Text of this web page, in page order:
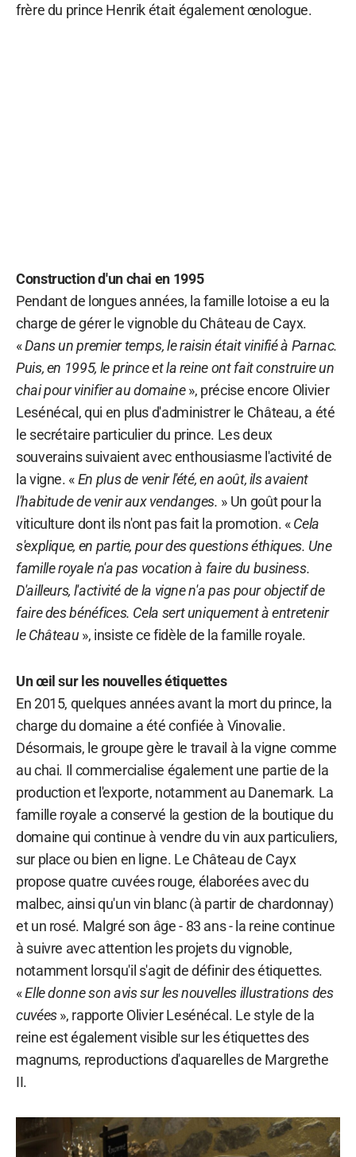
frère du prince Henrik était également œnologue.
Construction d'un chai en 1995
Pendant de longues années, la famille lotoise a eu la
charge de gérer le vignoble du Château de Cayx.
«Dans un premier temps, le raisin était vinifié à Parnac.
Puis, en 1995, le prince et la reine ont fait construire un
chai pour vinifier au domaine», précise encore Olivier
Lesénécal, qui en plus d'administrer le Château, a été
le secrétaire particulier du prince. Les deux
souverains suivaient avec enthousiasme l'activité de
la vigne. «En plus de venir l'été, en août, ils avaient
l'habitude de venir aux vendanges. » Un goût pour la
viticulture dont ils n'ont pas fait la promotion. «Cela
s'explique, en partie, pour des questions éthiques. Une
famille royale n'a pas vocation à faire du business.
D'ailleurs, l'activité de la vigne n'a pas pour objectif de
faire des bénéfices. Cela sert uniquement à entretenir
le Château », insiste ce fidèle de la famille royale.
Un œil sur les nouvelles étiquettes
En 2015, quelques années avant la mort du prince, la
charge du domaine a été confiée à Vinovalie.
Désormais, le groupe gère le travail à la vigne comme
au chai. Il commercialise également une partie de la
production et l'exporte, notamment au Danemark. La
famille royale a conservé la gestion de la boutique du
domaine qui continue à vendre du vin aux particuliers,
sur place ou bien en ligne. Le Château de Cayx
propose quatre cuvées rouge, élaborées avec du
malbec, ainsi qu'un vin blanc (à partir de chardonnay)
et un rosé. Malgré son âge - 83 ans - la reine continue
à suivre avec attention les projets du vignoble,
notamment lorsqu'il s'agit de définir des étiquettes.
«Elle donne son avis sur les nouvelles illustrations des
cuvées», rapporte Olivier Lesénécal. Le style de la
reine est également visible sur les étiquettes des
magnums, reproductions d'aquarelles de Margrethe
II.